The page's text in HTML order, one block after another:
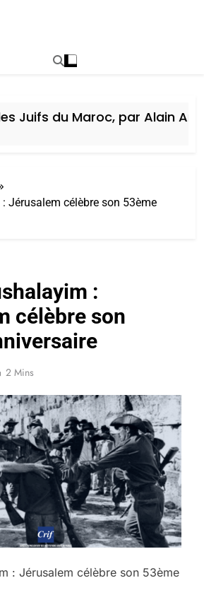
Juifs du Maroc, par Alain Amiel
Jérusalem célèbre son 53ème
:
célèbre son
2 Mins
: Jérusalem célèbre son 53ème